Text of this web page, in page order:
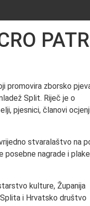
promovira zborsko
Split. Riječ je o
pjesnici, članovi
stvaralaštvo na
posebne nagrade i
kulture, Županija
i Hrvatsko društvo